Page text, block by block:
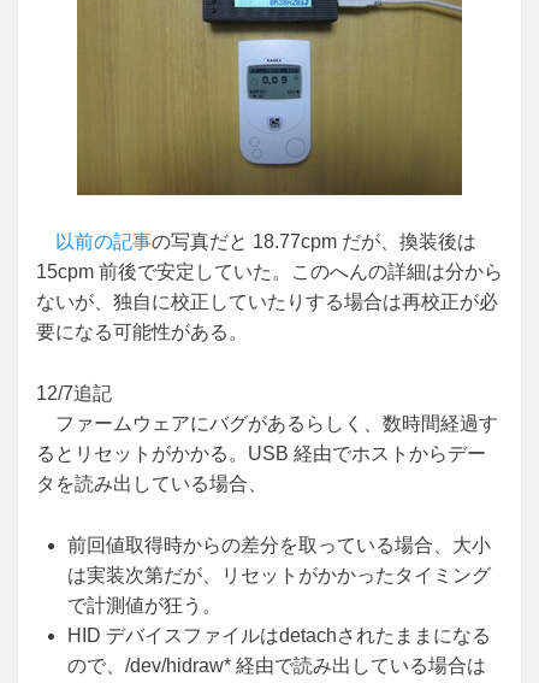
以前の記事の写真だと 18.77cpm だが、換装後は
15cpm 前後で安定していた。このへんの詳細は分から
ないが、独自に校正していたりする場合は再校正が必
要になる可能性がある。
12/7追記
ファームウェアにバグがあるらしく、数時間経過す
るとリセットがかかる。USB 経由でホストからデー
タを読み出している場合、
前回値取得時からの差分を取っている場合、大小
は実装次第だが、リセットがかかったタイミング
で計測値が狂う。
HID デバイスファイルはdetachされたままになる
ので、/dev/hidraw* 経由で読み出している場合は